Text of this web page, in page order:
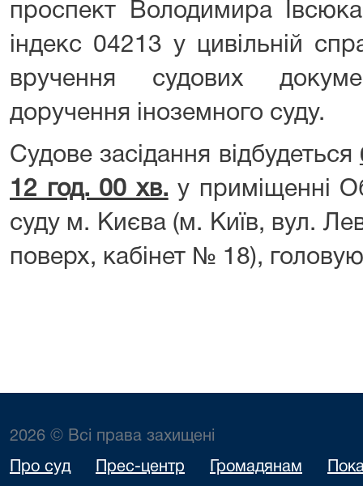
проспект Володимира
індекс 04213 у цивільній
вручення судових
доручення іноземного суду.
Судове засідання відбудеться
12 год. 00 хв. у приміщенні
суду м. Києва (м. Київ, вул.
поверх, кабінет № 18),
2026 © Всі права захищені
Про суд Прес-центр Громадянам